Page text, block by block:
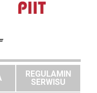
REGULAMIN
SERWISU